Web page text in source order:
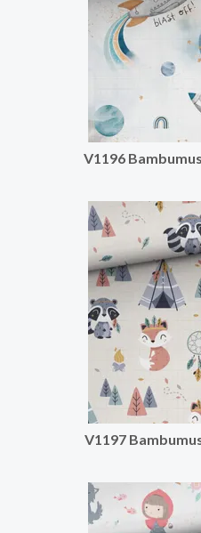
V1196
V1197